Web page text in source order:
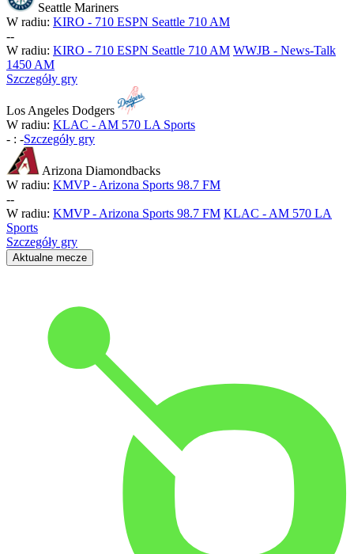
Seattle Mariners
W radiu: KIRO - 710 ESPN Seattle 710 AM
--
W radiu: KIRO - 710 ESPN Seattle 710 AM WWJB - News-Talk
1450 AM
Szczegóły gry
Los Angeles Dodgers
W radiu: KLAC - AM 570 LA Sports
- : -Szczegóły gry
Arizona Diamondbacks
W radiu: KMVP - Arizona Sports 98.7 FM
--
W radiu: KMVP - Arizona Sports 98.7 FM KLAC - AM 570 LA
Sports
Szczegóły gry
Aktualne mecze